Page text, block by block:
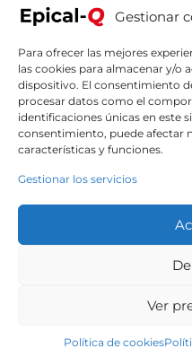
Gestionar
Para ofrecer las mejores
las cookies para almacenar y/o
dispositivo. El consentimiento
procesar datos como el
identificaciones únicas en este
consentimiento, puede afectar
características y funciones.
Gestionar los servicios
Ver
Política de cookies
Contacta
©